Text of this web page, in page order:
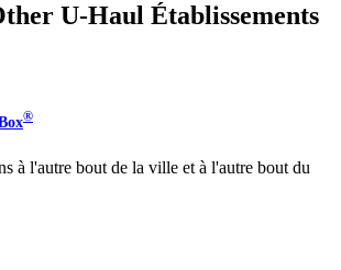
U-Haul Établissements
®
à l'autre bout de la ville et à l'autre bout du